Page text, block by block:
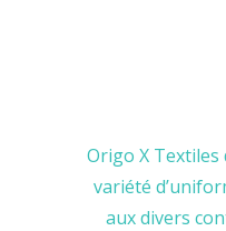
Origo X
variété
aux divers